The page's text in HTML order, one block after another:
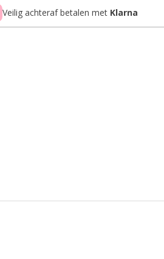
Veilig achteraf betalen met Klarna